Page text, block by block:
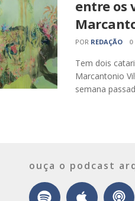
entre os
POR REDAÇÃO 0
Tem dois
Marcantonio
semana
ouça o podcast